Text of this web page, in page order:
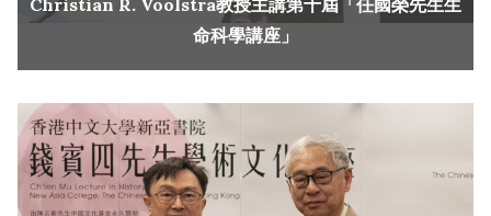
Christian R. Voolstra教授主講第十屆「任國榮先生生
命科學講座」